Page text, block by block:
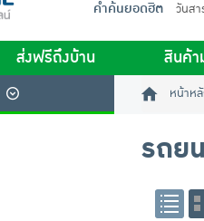
คำค้นยอดฮิต วันส
ส่งฟรีถึงบ้าน สินค้า
หน้าห
รถย